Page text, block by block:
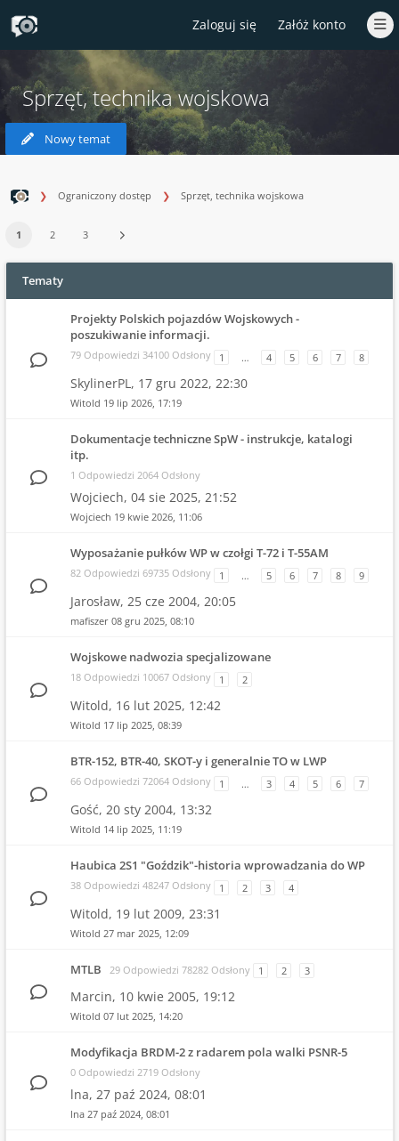
Zaloguj się Załóż konto
Sprzęt, technika wojskowa
Nowy temat
Ograniczony dostęp Sprzęt, technika wojskowa
1 2 3
Tematy
Projekty Polskich pojazdów Wojskowych -
poszukiwanie informacji.
79 Odpowiedzi 34100 Odsłony 1 … 4 5 6 7 8
SkylinerPL, 17 gru 2022, 22:30
Witold 19 lip 2026, 17:19
Dokumentacje techniczne SpW - instrukcje, katalogi
itp.
1 Odpowiedzi 2064 Odsłony
Wojciech, 04 sie 2025, 21:52
Wojciech 19 kwie 2026, 11:06
Wyposażanie pułków WP w czołgi T-72 i T-55AM
82 Odpowiedzi 69735 Odsłony 1 … 5 6 7 8 9
Jarosław, 25 cze 2004, 20:05
mafiszer 08 gru 2025, 08:10
Wojskowe nadwozia specjalizowane
18 Odpowiedzi 10067 Odsłony 1 2
Witold, 16 lut 2025, 12:42
Witold 17 lip 2025, 08:39
BTR-152, BTR-40, SKOT-y i generalnie TO w LWP
66 Odpowiedzi 72064 Odsłony 1 … 3 4 5 6 7
Gość, 20 sty 2004, 13:32
Witold 14 lip 2025, 11:19
Haubica 2S1 "Goździk"-historia wprowadzania do WP
38 Odpowiedzi 48247 Odsłony 1 2 3 4
Witold, 19 lut 2009, 23:31
Witold 27 mar 2025, 12:09
MTLB 29 Odpowiedzi 78282 Odsłony 1 2 3
Marcin, 10 kwie 2005, 19:12
Witold 07 lut 2025, 14:20
Modyfikacja BRDM-2 z radarem pola walki PSNR-5
0 Odpowiedzi 2719 Odsłony
lna, 27 paź 2024, 08:01
lna 27 paź 2024, 08:01